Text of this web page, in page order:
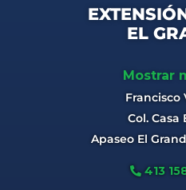
EL
Mostrar
Francisco
Col. Casa
Apaseo El
413